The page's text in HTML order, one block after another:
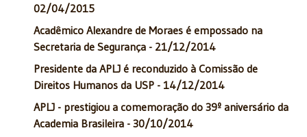
02/04/2015
Acadêmico Alexandre de Moraes é empossado na
Secretaria de Segurança - 21/12/2014
Presidente da APLJ é reconduzido à Comissão de
Direitos Humanos da USP - 14/12/2014
APLJ - prestigiou a comemoração do 39º aniversário da
Academia Brasileira - 30/10/2014